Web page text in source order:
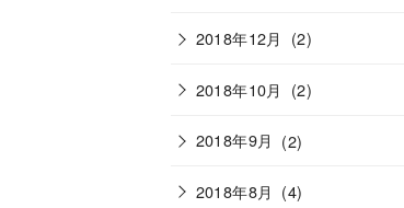
2018年12月 (2)
2018年10月 (2)
2018年9月 (2)
2018年8月 (4)